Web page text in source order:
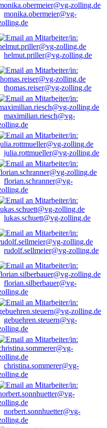
monika.obermeier@vg-
helmut.priller@vg-zolling.de
thomas.reiser@vg-zolling.de
maximilian.riesch@vg-
julia.rottmueller@vg-zolling.de
florian.schranner@vg-
lukas.schuett@vg-zolling.de
rudolf.sellmeier@vg-zolling.de
florian.silberbauer@vg-
gebuehren.steuern@vg-
christina.sommerer@vg-
norbert.sonnhuetter@vg-